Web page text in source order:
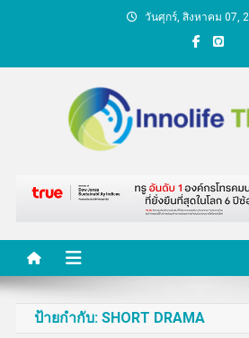
วันศุกร์, สิงหาคม 07,
คนกับความคิ
นวัตกร
ป้ายกำกับ: SHORT DRAMA